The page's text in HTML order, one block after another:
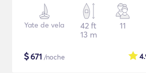
Yate de vela
42 ft
13 m
11
$671 /noche